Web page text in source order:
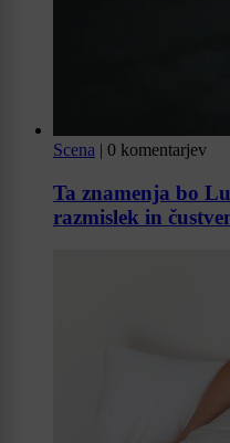
Scena | 0 komentarjev
Ta znamenja bo
razmislek in